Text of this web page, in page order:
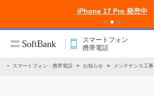
iPhone 17 Pro 発売中
スマートフォン
携帯電話
スマートフォン・携帯電話 お知らせ メンテナンス工